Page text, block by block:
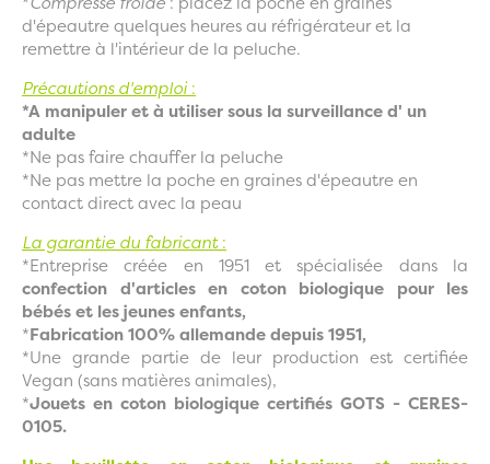
d'épeautre quelques heures au réfrigérateur et la
remettre à l'intérieur de la peluche.
Précautions d'emploi:
*A manipuler et à utiliser sous la surveillance d' un
adulte
*Ne pas faire chauffer la peluche
*Ne pas mettre la poche en graines d'épeautre en
contact direct avec la peau
La garantie du fabricant:
*Entreprise créée en 1951 et spécialisée dans la
confection d'articles en coton biologique pour les
bébés et les jeunes enfants,
*Fabrication 100% allemande depuis 1951,
*Une grande partie de leur production est certifiée
Vegan (sans matières animales),
*Jouets en coton biologique certifiés GOTS - CERES-
0105.